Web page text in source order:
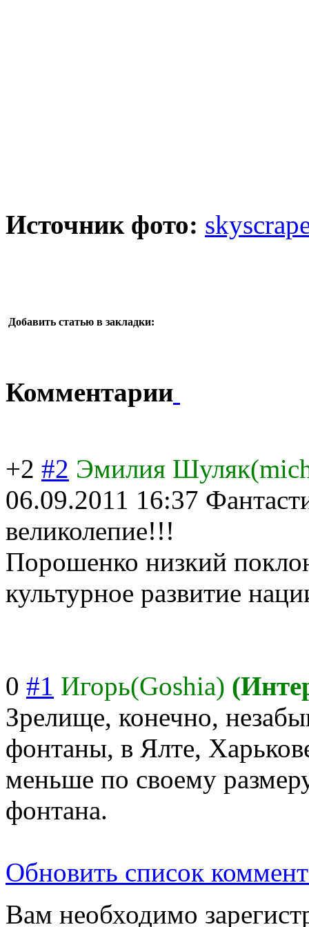
Источник фото:
Добавить статью в закладки:
Комментарии
+2 #2 Эмилия
06.09.2011 16:37
великолепие!!!
Порошенко низкий
культурное развитие
0 #1 Игорь(Goshia)
Зрелище, конечно,
фонтаны, в Ялте,
меньше по своему
фонтана.
Обновить список
Вам необходимо